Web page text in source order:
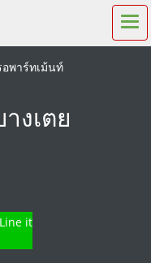
อพาร์ทเม้นท์
งเตย